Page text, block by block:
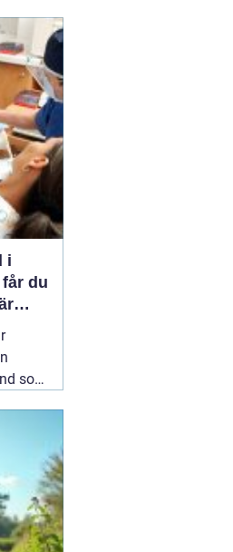
stödja
och
i
som
En
eller en
vid en